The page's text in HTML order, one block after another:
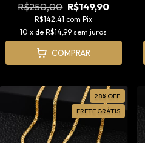
R$250,00 R$149,90
R$142,41 com Pix
10 x deR$14,99 sem juros
COMPRAR
28% OFF
FRETE GRÁTIS